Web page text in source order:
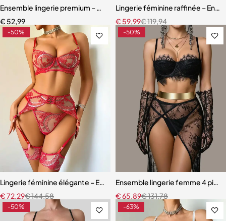
Ensemble lingerie premium – Dentelle fine, maille légère et effet
€ 52,99
Lingerie féminine raffinée –
€119,94
€ 59,99
-50%
Lingerie féminine élégante – Ensemble avec porte-jarretelles et
€144,58
€72,29
-50%
Ensemble lingerie femme 4
€131,78
€65,89
-50% -63%